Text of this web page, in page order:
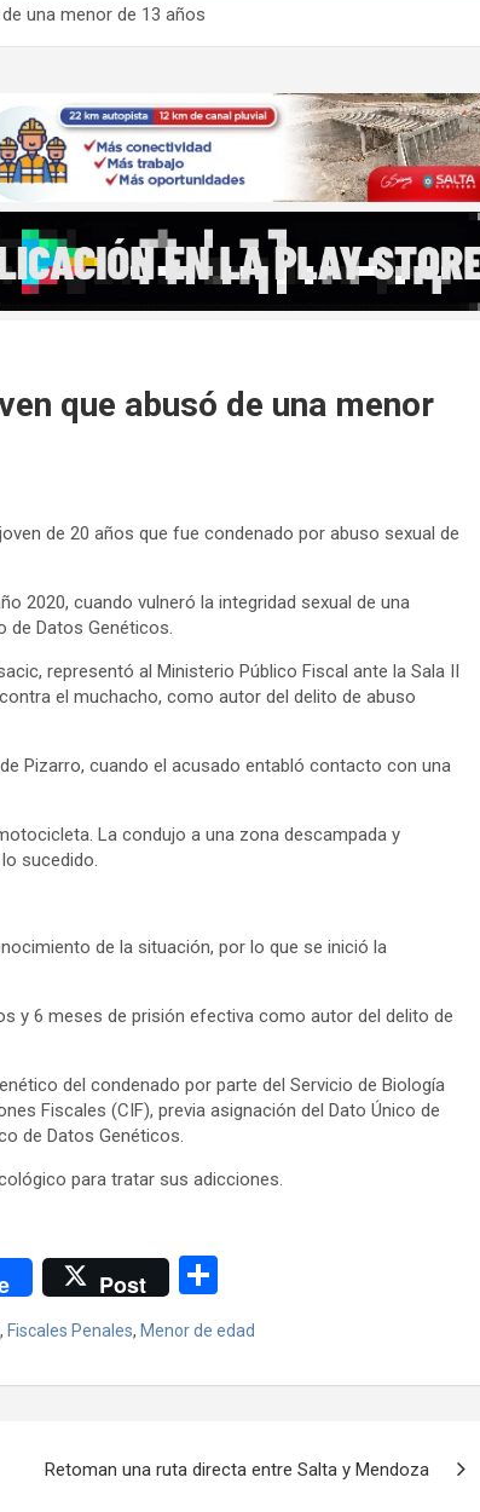
una menor de 13 años
que abusó de una menor
de 20 años que fue condenado por abuso sexual de
2020, cuando vulneró la integridad sexual de una
de Datos Genéticos.
representó al Ministerio Público Fiscal ante la Sala II
el muchacho, como autor del delito de abuso
Pizarro, cuando el acusado entabló contacto con una
La condujo a una zona descampada y
sucedido.
de la situación, por lo que se inició la
y 6 meses de prisión efectiva como autor del delito de
del condenado por parte del Servicio de Biología
Fiscales (CIF), previa asignación del Dato Único de
de Datos Genéticos.
para tratar sus adicciones.
Post
o
m
p
tir
, Fiscales Penales, Menor de edad
Retoman una ruta directa entre Salta y Mendoza